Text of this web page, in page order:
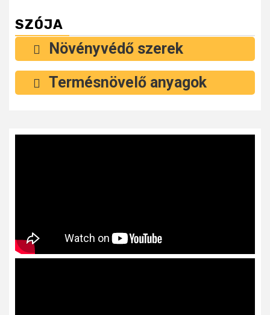
SZÓJA
Növényvédő szerek
Termésnövelő anyagok